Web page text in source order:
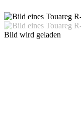
Bild wird geladen